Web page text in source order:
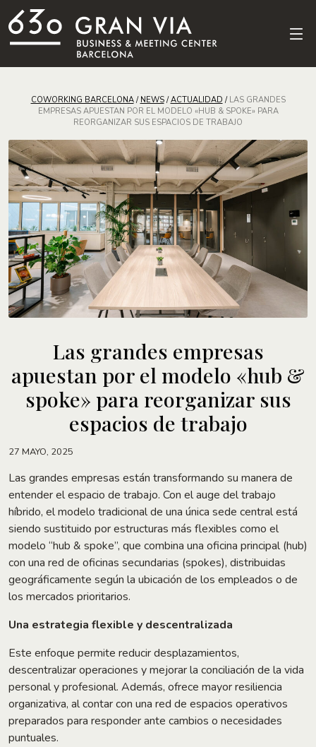
COWORKING BARCELONA/ NEWS/ACTUALIDAD / LAS GRANDES
EMPRESAS APUESTAN POR EL MODELO «HUB & SPOKE» PARA
REORGANIZAR SUS ESPACIOS DE TRABAJO
Las grandes empresas
apuestan por el modelo «hub &
spoke» para reorganizar sus
espacios de trabajo
27 MAYO, 2025
Las grandes empresas están transformando su manera de
entender el espacio de trabajo. Con el auge del trabajo
híbrido, el modelo tradicional de una única sede central está
siendo sustituido por estructuras más flexibles como el
modelo “hub & spoke”, que combina una oficina principal (hub)
con una red de oficinas secundarias (spokes), distribuidas
geográficamente según la ubicación de los empleados o de
los mercados prioritarios.
Una estrategia flexible y descentralizada
Este enfoque permite reducir desplazamientos,
descentralizar operaciones y mejorar la conciliación de la vida
personal y profesional. Además, ofrece mayor resiliencia
organizativa, al contar con una red de espacios operativos
preparados para responder ante cambios o necesidades
puntuales.